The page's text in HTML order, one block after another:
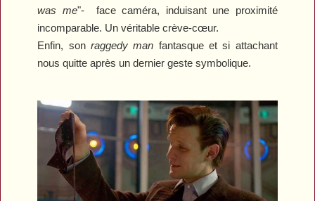
was me"-
face caméra, induisant une proximité
incomparable. Un véritable crève-cœur.
Enfin, sonraggedy man fantasque et si attachant
nous quitte après un dernier geste symbolique.